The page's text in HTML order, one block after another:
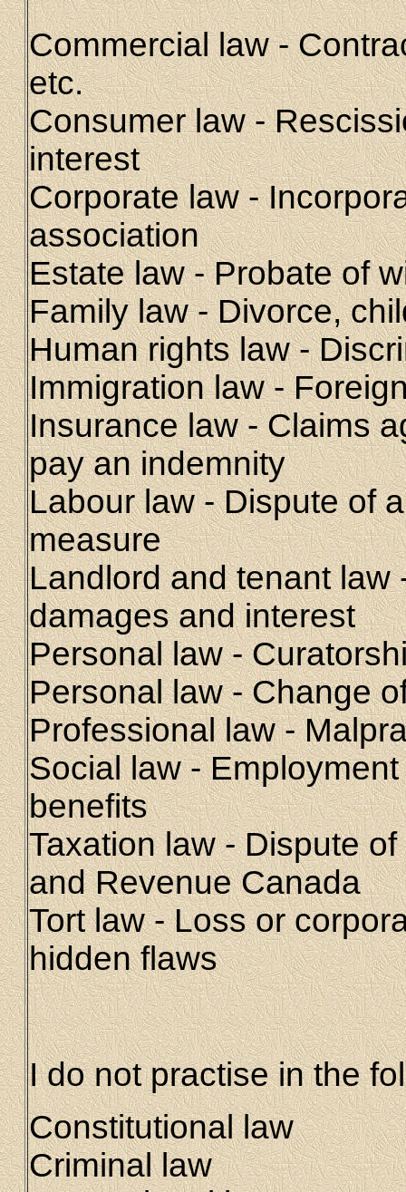
Commercial law -
etc.
Consumer law -
interest
Corporate law -
association
Estate law - Probate of
Family law - Divorce,
Human rights law -
Immigration law -
Insurance law - Claims
pay an indemnity
Labour law - Dispute of
measure
Landlord and tenant law
damages and interest
Personal law -
Personal law - Change
Professional law -
Social law -
benefits
Taxation law - Dispute
and Revenue Canada
Tort law - Loss or
hidden flaws
I do not practise in the
Constitutional law
Criminal law